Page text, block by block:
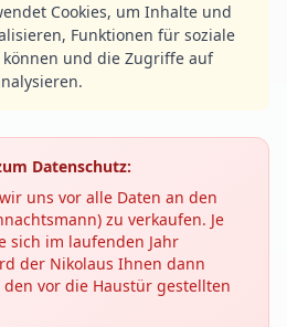
Cookies, um Inhalte und
Funktionen für soziale
und die Zugriffe auf
Datenschutz:
uns vor alle Daten an den
zu verkaufen. Je
sich im laufenden Jahr
der Nikolaus Ihnen dann
vor die Haustür gestellten